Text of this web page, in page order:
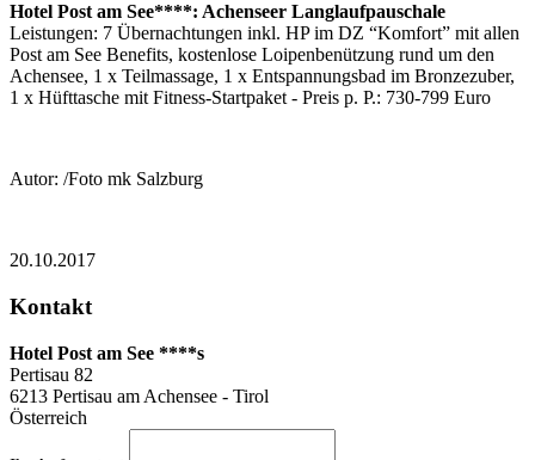
Hotel Post am See****: Achenseer Langlaufpauschale
Leistungen: 7 Übernachtungen inkl. HP im DZ “Komfort” mit allen
Post am See Benefits, kostenlose Loipenbenützung rund um den
Achensee, 1 x Teilmassage, 1 x Entspannungsbad im Bronzezuber,
1 x Hüfttasche mit Fitness-Startpaket - Preis p. P.: 730-799 Euro
Autor: /Foto mk Salzburg
20.10.2017
Kontakt
Hotel Post am See ****s
Pertisau 82
6213 Pertisau am Achensee - Tirol
Österreich